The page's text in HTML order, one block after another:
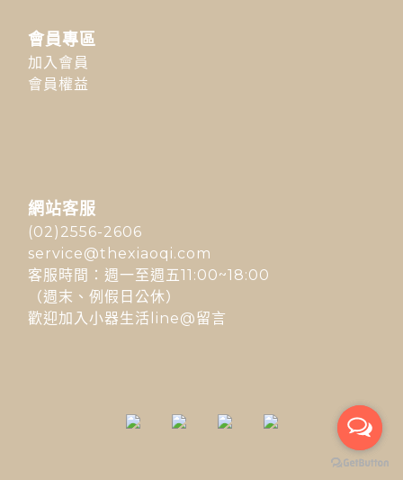
會員專區
加入會員
會員權益
網站客服
(02)2556-2606
service@thexiaoqi.com
客服時間：週一至週五11:00~18:00
（週末、例假日公休）
歡迎加入小器生活line@留言